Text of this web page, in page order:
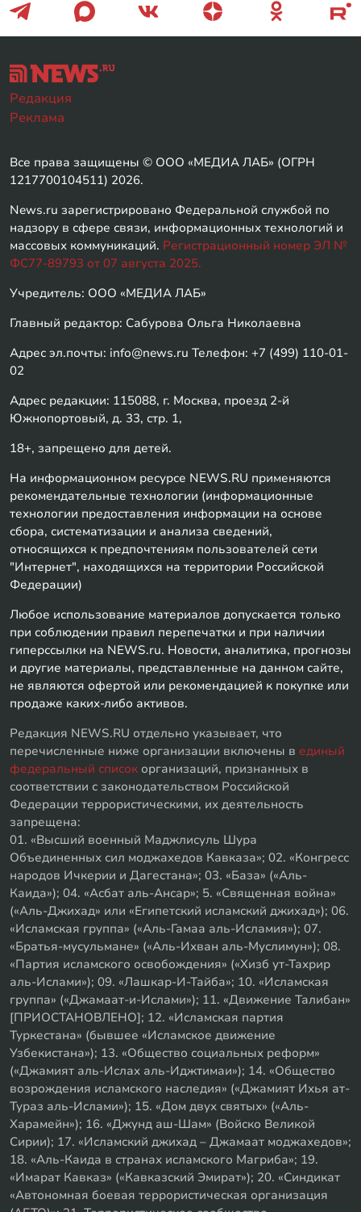
Редакция
Реклама
Все права защищены © ООО «МЕДИА ЛАБ» (ОГРН
1217700104511) 2026.
News.ru зарегистрировано Федеральной службой по
надзору в сфере связи, информационных технологий и
массовых коммуникаций. Регистрационный номер ЭЛ №
ФС77-89793 от 07 августа 2025.
Учредитель: ООО «МЕДИА ЛАБ»
Главный редактор: Сабурова Ольга Николаевна
Адрес эл.почты: info@news.ru Телефон: +7 (499) 110-01-
02
Адрес редакции: 115088, г. Москва, проезд 2-й
Южнопортовый, д. 33, стр. 1,
18+, запрещено для детей.
На информационном ресурсе NEWS.RU применяются
рекомендательные технологии (информационные
технологии предоставления информации на основе
сбора, систематизации и анализа сведений,
относящихся к предпочтениям пользователей сети
"Интернет", находящихся на территории Российской
Федерации)
Любое использование материалов допускается только
при соблюдении правил перепечатки и при наличии
гиперссылки на NEWS.ru. Новости, аналитика, прогнозы
и другие материалы, представленные на данном сайте,
не являются офертой или рекомендацией к покупке или
продаже каких-либо активов.
Редакция NEWS.RU отдельно указывает, что
перечисленные ниже организации включены в единый
федеральный список организаций, признанных в
соответствии с законодательством Российской
Федерации террористическими, их деятельность
запрещена:
01. «Высший военный Маджлисуль Шура
Объединенных сил моджахедов Кавказа»; 02. «Конгресс
народов Ичкерии и Дагестана»; 03. «База» («Аль-
Каида»); 04. «Асбат аль-Ансар»; 5. «Священная война»
(«Аль-Джихад» или «Египетский исламский джихад»); 06.
«Исламская группа» («Аль-Гамаа аль-Исламия»); 07.
«Братья-мусульмане» («Аль-Ихван аль-Муслимун»); 08.
«Партия исламского освобождения» («Хизб ут-Тахрир
аль-Ислами»); 09. «Лашкар-И-Тайба»; 10. «Исламская
группа» («Джамаат-и-Ислами»); 11. «Движение Талибан»
[ПРИОСТАНОВЛЕНО]; 12. «Исламская партия
Туркестана» (бывшее «Исламское движение
Узбекистана»); 13. «Общество социальных реформ»
(«Джамият аль-Ислах аль-Иджтимаи»); 14. «Общество
возрождения исламского наследия» («Джамият Ихья ат-
Тураз аль-Ислами»); 15. «Дом двух святых» («Аль-
Харамейн»); 16. «Джунд аш-Шам» (Войско Великой
Сирии); 17. «Исламский джихад – Джамаат моджахедов»;
18. «Аль-Каида в странах исламского Магриба»; 19.
«Имарат Кавказ» («Кавказский Эмират»); 20. «Синдикат
«Автономная боевая террористическая организация